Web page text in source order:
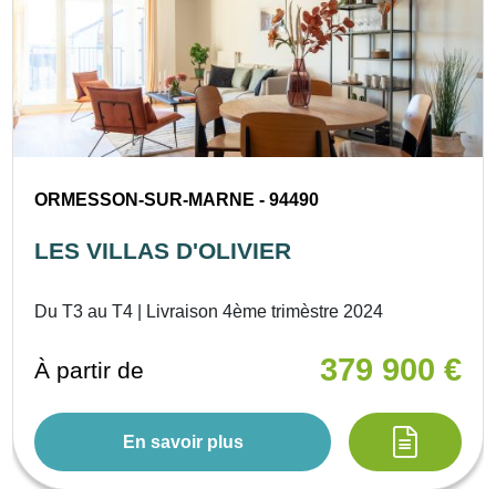
ORMESSON-SUR-MARNE - 94490
LES VILLAS D'OLIVIER
Du T3 au T4 | Livraison 4ème trimèstre 2024
À partir de 379 900 €
En savoir plus